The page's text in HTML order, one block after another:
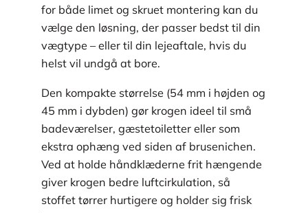
for både limet og skruet montering kan du
vælge den løsning, der passer bedst til din
vægtype – eller til din lejeaftale, hvis du
helst vil undgå at bore.
Den kompakte størrelse (54 mm i højden og
45 mm i dybden) gør krogen ideel til små
badeværelser, gæstetoiletter eller som
ekstra ophæng ved siden af brusenichen.
Ved at holde håndklæderne frit hængende
giver krogen bedre luftcirkulation, så
stoffet tørrer hurtigere og holder sig frisk